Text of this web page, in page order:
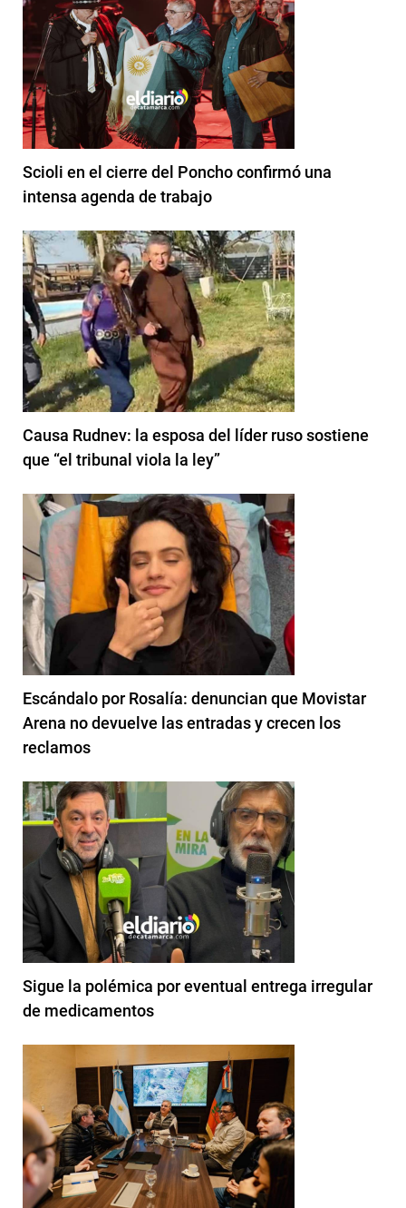
Scioli en el cierre del Poncho confirmó una
intensa agenda de trabajo
Causa Rudnev: la esposa del líder ruso sostiene
que “el tribunal viola la ley”
Escándalo por Rosalía: denuncian que Movistar
Arena no devuelve las entradas y crecen los
reclamos
Sigue la polémica por eventual entrega irregular
de medicamentos